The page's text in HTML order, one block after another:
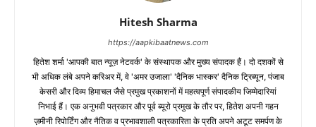
Hitesh Sharma
https://aapkibaatnews.com
हितेश शर्मा 'आपकी बात न्यूज़ नेटवर्क' के संस्थापक और मुख्य संपादक हैं। दो दशकों से
भी अधिक लंबे अपने करिअर में, वे 'अमर उजाला' 'दैनिक भास्कर' दैनिक ट्रिब्यून, पंजाब
केसरी और दिव्य हिमाचल जैसे प्रमुख प्रकाशनों में महत्वपूर्ण संपादकीय जिम्मेदारियां
निभाई हैं। एक अनुभवी पत्रकार और पूर्व ब्यूरो प्रमुख के तौर पर, हितेश अपनी गहन
ज़मीनी रिपोर्टिंग और नैतिक व प्रभावशाली पत्रकारिता के प्रति अपने अटूट समर्पण के